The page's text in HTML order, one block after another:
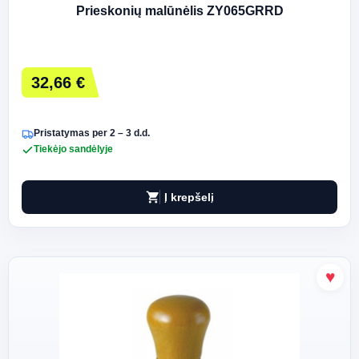
Prieskonių malūnėlis ZY065GRRD
32,66 €
Pristatymas per 2 – 3 d.d.
Tiekėjo sandėlyje
shopping_cart Į krepšelį